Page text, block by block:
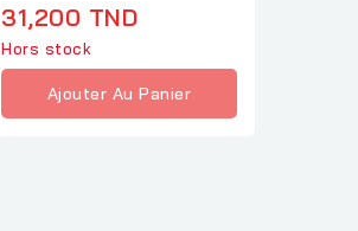
31,200 TND
Hors stock
Ajouter Au Panier